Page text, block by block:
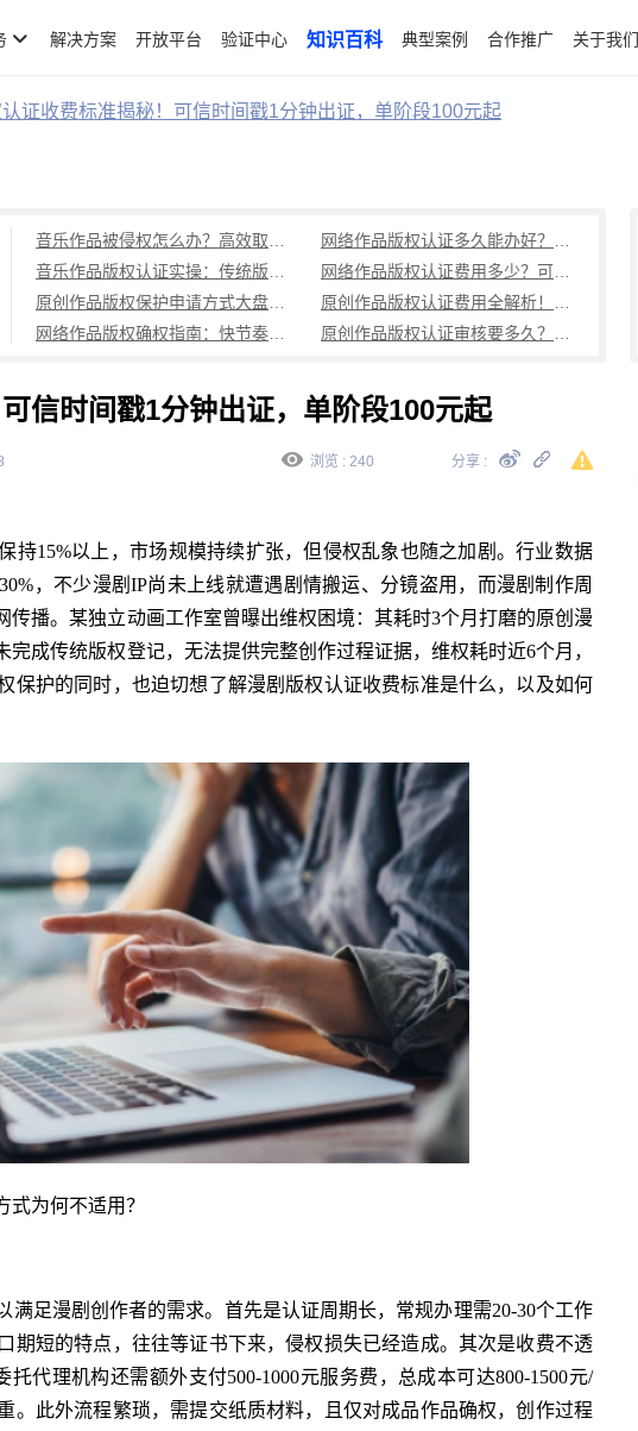
解决方案 开放平台 验证中心 知识百科 典型案例 合作推广 关于我们
证收费标准揭秘！可信时间戳1分钟出证，单阶段100元起
信时间戳1分钟出证，单阶段100元起
浏览 : 240 分享 :
持15%以上，市场规模持续扩张，但侵权乱象也随之加剧。行业数据
，不少漫剧IP尚未上线就遭遇剧情搬运、分镜盗用，而漫剧制作周
播。某独立动画工作室曾曝出维权困境：其耗时3个月打磨的原创漫
成传统版权登记，无法提供完整创作过程证据，维权耗时近6个月，
保护的同时，也迫切想了解漫剧版权认证收费标准是什么，以及如何
为何不适用？
满足漫剧创作者的需求。首先是认证周期长，常规办理需20-30个工作
期短的特点，往往等证书下来，侵权损失已经造成。其次是收费不透
代理机构还需额外支付500-1000元服务费，总成本可达800-1500元/
。此外流程繁琐，需提交纸质材料，且仅对成品作品确权，创作过程